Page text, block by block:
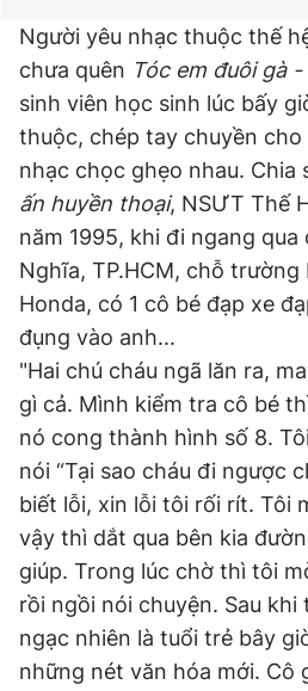
Người yêu nhạc thuộc thế
chưa quên Tóc em đuôi gà -
sinh viên học sinh lúc bấy
thuộc, chép tay chuyền cho
nhạc chọc ghẹo nhau. Chia
ấn huyền thoại, NSƯT Thế
năm 1995, khi đi ngang
Nghĩa, TP.HCM, chỗ trường
Honda, có 1 cô bé đạp xe
đụng vào anh...
"Hai chú cháu ngã lăn ra,
gì cả. Mình kiểm tra cô bé
nó cong thành hình số 8.
nói “Tại sao cháu đi ngược
biết lỗi, xin lỗi tôi rối rít. Tôi
vậy thì dắt qua bên kia
giúp. Trong lúc chờ thì tôi
rồi ngồi nói chuyện. Sau khi
ngạc nhiên là tuổi trẻ bây
những nét văn hóa mới. Cô